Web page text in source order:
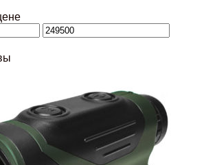
Максимальная
цена